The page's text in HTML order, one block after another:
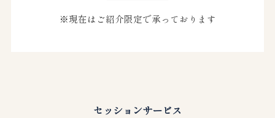
※現在はご紹介限定で承っております
セッションサービス